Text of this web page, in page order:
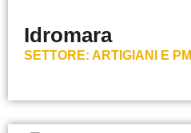
Idromara
SETTORE: ARTIGIANI E PMI